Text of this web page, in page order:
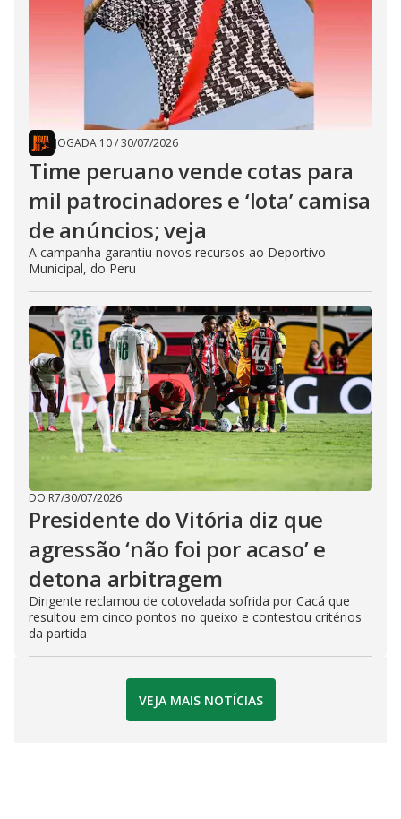
JOGADA 10/30/07/2026
Time peruano vende cotas para
mil patrocinadores e ‘lota’ camisa
de anúncios; veja
A campanha garantiu novos recursos ao Deportivo
Municipal, do Peru
DO R7/30/07/2026
Presidente do Vitória diz que
agressão ‘não foi por acaso’ e
detona arbitragem
Dirigente reclamou de cotovelada sofrida por Cacá que
resultou em cinco pontos no queixo e contestou critérios
da partida
VEJA MAIS NOTÍCIAS